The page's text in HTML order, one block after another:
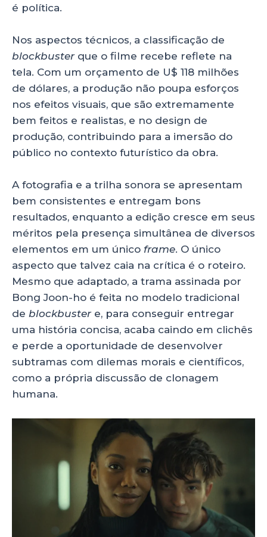
é política.
Nos aspectos técnicos, a classificação de
blockbusterque o filme recebe reflete na
tela. Com um orçamento de U$ 118 milhões
de dólares, a produção não poupa esforços
nos efeitos visuais, que são extremamente
bem feitos e realistas, e no design de
produção, contribuindo para a imersão do
público no contexto futurístico da obra.
A fotografia e a trilha sonora se apresentam
bem consistentes e entregam bons
resultados, enquanto a edição cresce em seus
méritos pela presença simultânea de diversos
elementos em um único frame. O único
aspecto que talvez caia na crítica é o roteiro.
Mesmo que adaptado, a trama assinada por
Bong Joon-ho é feita no modelo tradicional
de blockbustere, para conseguir entregar
uma história concisa, acaba caindo em clichês
e perde a oportunidade de desenvolver
subtramas com dilemas morais e científicos,
como a própria discussão de clonagem
humana.